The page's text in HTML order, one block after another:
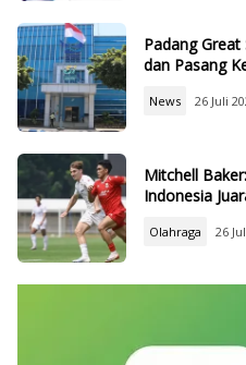
Padang
dan Pasang
News 26 Juli
Mitchell
Indonesia
Olahraga 26